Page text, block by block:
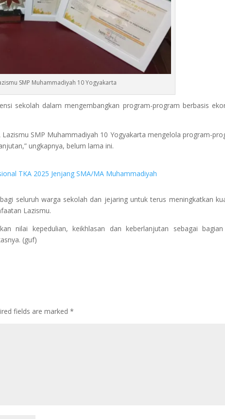
SMP Muhammadiyah 10 Yogyakarta
sekolah dalam mengembangkan program-program berbasis
SMP Muhammadiyah 10 Yogyakarta mengelola program-
ungkapnya, belum lama ini.
TKA 2025 Jenjang SMA/MA Muhammadiyah
seluruh warga sekolah dan jejaring untuk terus meningkatkan
Lazismu.
nilai kepedulian, keikhlasan dan keberlanjutan sebagai
(guf)
fields are marked*